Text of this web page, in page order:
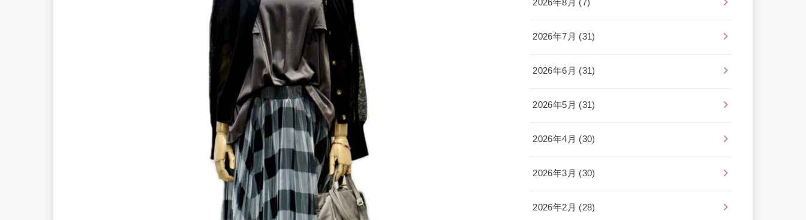
2026年8月 (7)
2026年7月 (31)
2026年6月 (31)
2026年5月 (31)
2026年4月 (30)
2026年3月 (30)
2026年2月 (28)